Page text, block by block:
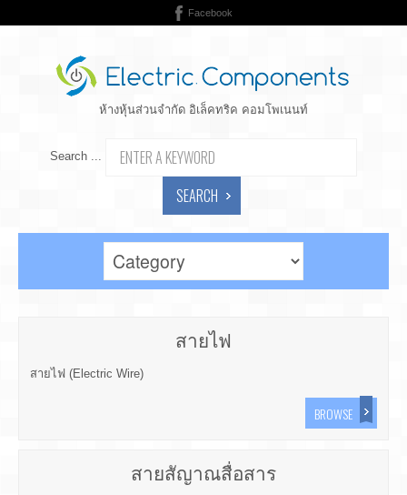
Facebook
ห้างหุ้นส่วนจำกัด อิเล็คทริค คอมโพเนนท์
Search ...
SEARCH
สายไฟ
สายไฟ (Electric Wire)
BROWSE
สายสัญาณสื่อสาร